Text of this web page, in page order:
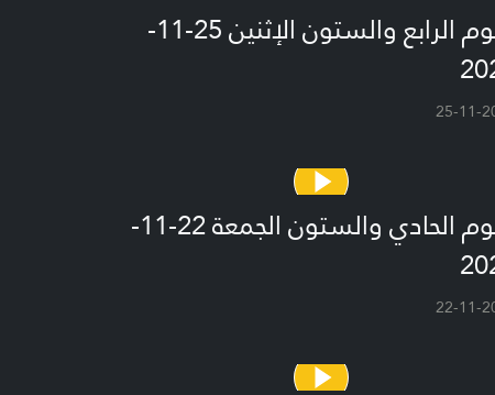
اليوم الرابع والستون الإثنين 25-11-
25-11-
اليوم الحادي والستون الجمعة 22-11-
22-11-